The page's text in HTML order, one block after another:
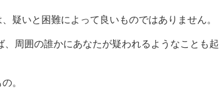
疑いと困難によって良いものではありません。
周囲の誰かにあなたが疑われるようなことも起
。